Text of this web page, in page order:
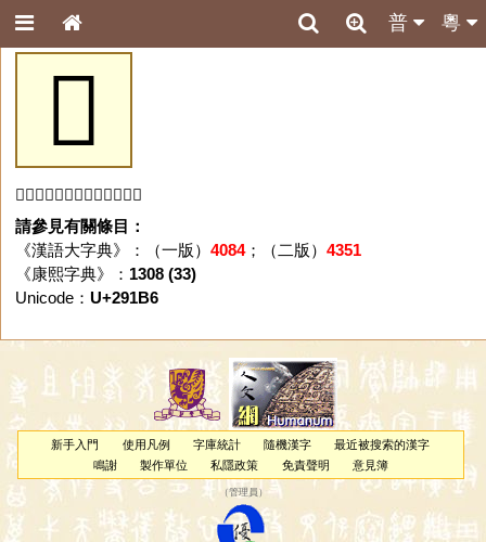
粵
普
𩆶
「𩆶」字未收錄於本資料庫。
請參見有關條目：
《漢語大字典》：（一版） 4084；（二版） 4351
《康熙字典》： 1308 (33)
Unicode： U+291B6
新手入門 使用凡例 字庫統計 隨機漢字
最近被搜索的漢字
鳴謝
製作單位 私隱政策 免責聲明 意見簿
（管理員 ）